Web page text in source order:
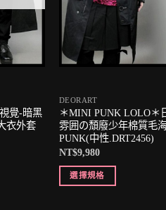
覺-暗黑
衣外套
DEORART
＊MINI PUNK LOLO＊
雰囲の頹廢少年棉質毛
PUNK(中性.DRT2456)
NT$9,980
選擇規格